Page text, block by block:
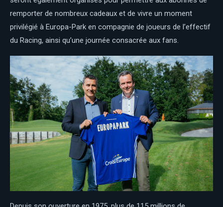
remporter de nombreux cadeaux et de vivre un moment
privilégié à Europa-Park en compagnie de joueurs de l’effectif
du Racing, ainsi qu’une journée consacrée aux fans.